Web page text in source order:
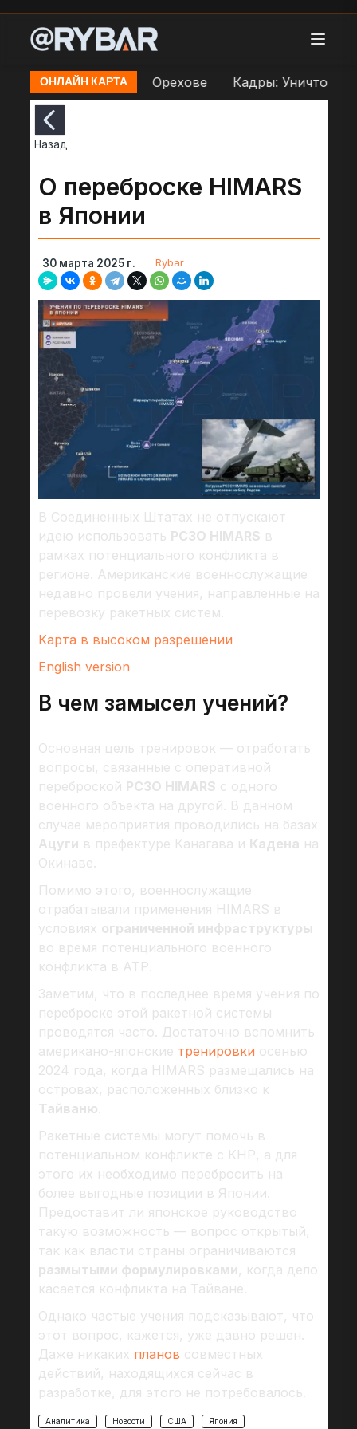
ОНЛАЙН КАРТА
переправе ВСУ в Орехове Кадры:
Назад
О переброске HIMARS
в Японии
30 марта 2025 г. Rybar
В Соединенных Штатах не отпускают
идею использовать РСЗО HIMARS в
рамках потенциального конфликта в
регионе. Американские военнослужащие
недавно провели учения, направленные на
перевозку ракетных систем.
Карта в высоком разрешении
English version
В чем замысел учений?
Основная цель тренировок — отработать
вопросы, связанные с оперативной
переброской РСЗО HIMARS с одного
военного объекта на другой. В данном
случае мероприятия проводились на базах
Ацуги в префектуре Канагава и Кадена на
Окинаве.
Помимо этого, военнослужащие
отрабатывали применения HIMARS в
условиях ограниченной инфраструктуры
во время потенциального военного
конфликта в АТР.
Заметим, что в последнее время учения по
переброске этой ракетной системы
проводятся часто. Достаточно вспомнить
американо-японские тренировки осенью
2024 года, когда HIMARS размещались на
островах, расположенных близко к
Тайваню.
Ракетные системы могут помочь в
потенциальном конфликте с КНР, а для
этого их необходимо перебросить на
более выгодные позиции в Японии.
Предоставит ли японское руководство
такую возможность — вопрос открытый,
так как власти страны ограничиваются
размытыми формулировками, когда дело
касается конфликта на Тайване.
Однако частые учения подсказывают, что
этот вопрос, кажется, уже давно решен.
Даже никаких планов совместных
действий, находящихся сейчас в
разработке, для этого не потребовалось.
Аналитика Новости США Япония